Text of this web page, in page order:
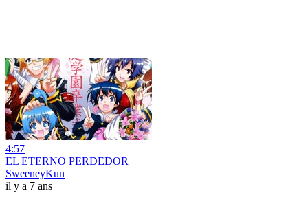
4:57
EL ETERNO PERDEDOR
SweeneyKun
il y a 7 ans